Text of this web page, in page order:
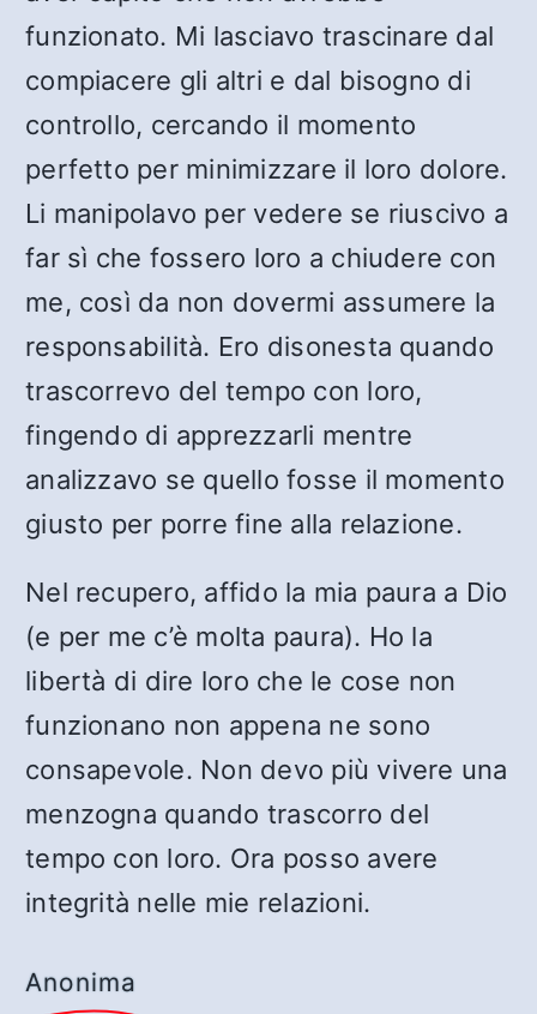
funzionato. Mi lasciavo trascinare dal
compiacere gli altri e dal bisogno di
controllo, cercando il momento
perfetto per minimizzare il loro dolore.
Li manipolavo per vedere se riuscivo a
far sì che fossero loro a chiudere con
me, così da non dovermi assumere la
responsabilità. Ero disonesta quando
trascorrevo del tempo con loro,
fingendo di apprezzarli mentre
analizzavo se quello fosse il momento
giusto per porre fine alla relazione.
Nel recupero, affido la mia paura a Dio
(e per me c’è molta paura). Ho la
libertà di dire loro che le cose non
funzionano non appena ne sono
consapevole. Non devo più vivere una
menzogna quando trascorro del
tempo con loro. Ora posso avere
integrità nelle mie relazioni.
Anonima